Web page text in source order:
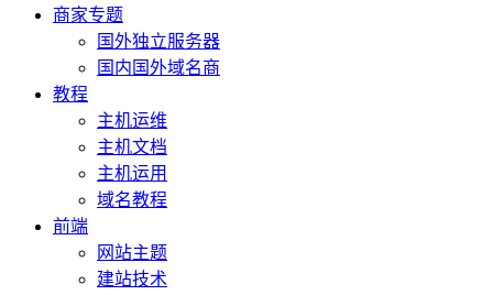
商家专题
国外独立服务器
国内国外域名商
教程
主机运维
主机文档
主机运用
域名教程
前端
网站主题
建站技术